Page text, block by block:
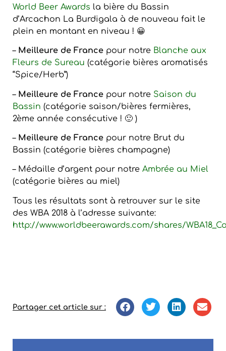
World Beer Awards la bière du Bassin
d’Arcachon La Burdigala à de nouveau fait le
plein en montant en niveau ! 😀
– Meilleure de France pour notre Blanche aux
Fleurs de Sureau (catégorie bières aromatisés
“Spice/Herb”)
– Meilleure de France pour notre Saison du
Bassin (catégorie saison/bières fermières,
2ème année consécutive ! 🙂 )
– Meilleure de France pour notre Brut du
Bassin (catégorie bières champagne)
– Médaille d’argent pour notre Ambrée au Miel
(catégorie bières au miel)
Tous les résultats sont à retrouver sur le site
des WBA 2018 à l’adresse suivante:
http://www.worldbeerawards.com/shares/
Partager cet article sur :